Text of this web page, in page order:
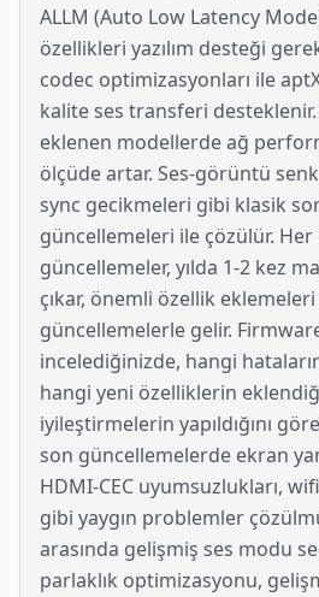
ALLM (Auto Low Latency
özellikleri yazılım desteği
codec optimizasyonları ile
kalite ses transferi
eklenen modellerde ağ
ölçüde artar. Ses-görüntü
sync gecikmeleri gibi klasik
güncellemeleri ile çözülür.
güncellemeler, yılda 1-2 kez
çıkar, önemli özellik
güncellemelerle gelir.
incelediğinizde, hangi
hangi yeni özelliklerin
iyileştirmelerin yapıldığını
son güncellemelerde ekran
HDMI-CEC uyumsuzlukları,
gibi yaygın problemler
arasında gelişmiş ses modu
parlaklık optimizasyonu,